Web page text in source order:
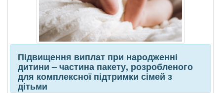
Підвищення виплат при народженні
дитини – частина пакету, розробленого
для комплексної підтримки сімей з
дітьми